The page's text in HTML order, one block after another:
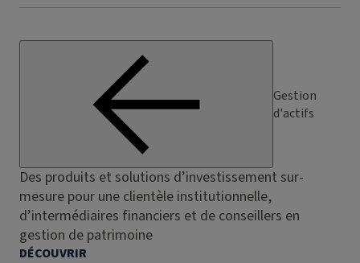
Gestion
d'actifs
Des produits et solutions d’investissement sur-
mesure pour une clientèle institutionnelle,
d’intermédiaires financiers et de conseillers en
gestion de patrimoine
DÉCOUVRIR